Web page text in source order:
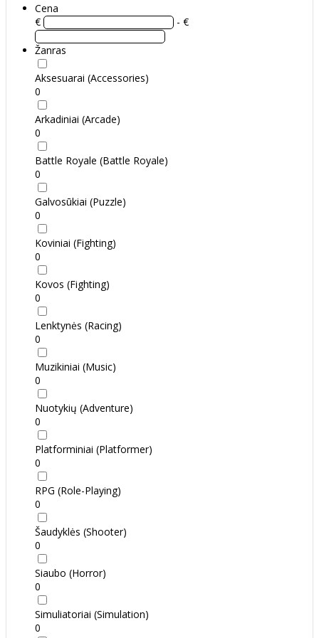
Cena
€
- €
Žanras
Aksesuarai (Accessories)
0
Arkadiniai (Arcade)
0
Battle Royale (Battle Royale)
0
Galvosūkiai (Puzzle)
0
Koviniai (Fighting)
0
Kovos (Fighting)
0
Lenktynės (Racing)
0
Muzikiniai (Music)
0
Nuotykių (Adventure)
0
Platforminiai (Platformer)
0
RPG (Role-Playing)
0
Šaudyklės (Shooter)
0
Siaubo (Horror)
0
Simuliatoriai (Simulation)
0